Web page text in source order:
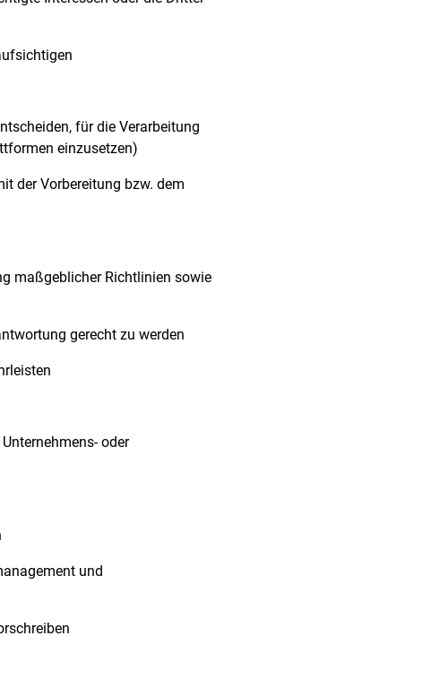
für die Verarbeitung
einzusetzen)
der Vorbereitung bzw. dem
maßgeblicher Richtlinien sowie
gerecht zu werden
oder
und